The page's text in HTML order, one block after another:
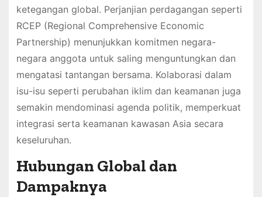
ketegangan global. Perjanjian perdagangan seperti
RCEP (Regional Comprehensive Economic
Partnership) menunjukkan komitmen negara-
negara anggota untuk saling menguntungkan dan
mengatasi tantangan bersama. Kolaborasi dalam
isu-isu seperti perubahan iklim dan keamanan juga
semakin mendominasi agenda politik, memperkuat
integrasi serta keamanan kawasan Asia secara
keseluruhan.
Hubungan Global dan
Dampaknya